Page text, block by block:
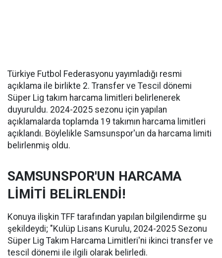
Türkiye Futbol Federasyonu yayımladığı resmi
açıklama ile birlikte 2. Transfer ve Tescil dönemi
Süper Lig takım harcama limitleri belirlenerek
duyuruldu. 2024-2025 sezonu için yapılan
açıklamalarda toplamda 19 takımın harcama limitleri
açıklandı. Böylelikle Samsunspor'un da harcama limiti
belirlenmiş oldu.
SAMSUNSPOR'UN HARCAMA
LİMİTİ BELİRLENDİ!
Konuya ilişkin TFF tarafından yapılan bilgilendirme şu
şekildeydi; "Kulüp Lisans Kurulu, 2024-2025 Sezonu
Süper Lig Takım Harcama Limitleri'ni ikinci transfer ve
tescil dönemi ile ilgili olarak belirledi.